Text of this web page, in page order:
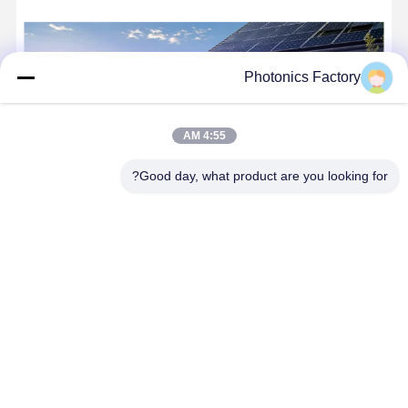
Photonics Factory
4:55 AM
Good day, what product are you looking for?